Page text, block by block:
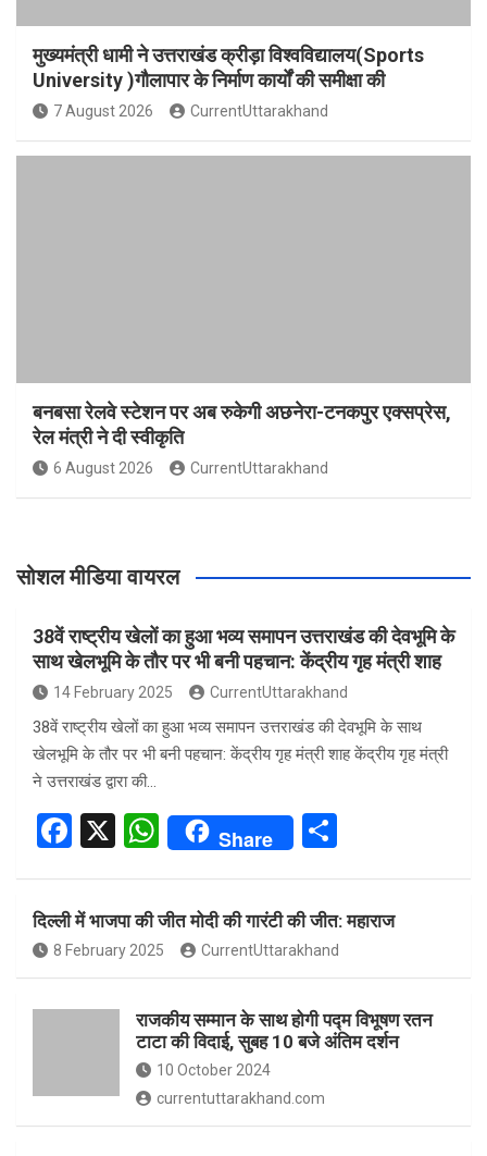
मुख्यमंत्री धामी ने उत्तराखंड क्रीड़ा विश्वविद्यालय(Sports
University )गौलापार के निर्माण कार्यों की समीक्षा की
7 August 2026 CurrentUttarakhand
बनबसा रेलवे स्टेशन पर अब रुकेगी अछनेरा-टनकपुर एक्सप्रेस,
रेल मंत्री ने दी स्वीकृति
6 August 2026 CurrentUttarakhand
सोशल मीडिया वायरल
38वें राष्ट्रीय खेलों का हुआ भव्य समापन उत्तराखंड की देवभूमि के
साथ खेलभूमि के तौर पर भी बनी पहचान: केंद्रीय गृह मंत्री शाह
14 February 2025 CurrentUttarakhand
38वें राष्ट्रीय खेलों का हुआ भव्य समापन उत्तराखंड की देवभूमि के साथ
खेलभूमि के तौर पर भी बनी पहचान: केंद्रीय गृह मंत्री शाह केंद्रीय गृह मंत्री
ने उत्तराखंड द्वारा की…
F
ce
b
o
o
X
W
at
s
A
p
p
Share
e
दिल्ली में भाजपा की जीत मोदी की गारंटी की जीत: महाराज
8 February 2025 CurrentUttarakhand
राजकीय सम्मान के साथ होगी पद्म विभूषण रतन
टाटा की विदाई, सुबह 10 बजे अंतिम दर्शन
10 October 2024
currentuttarakhand.com